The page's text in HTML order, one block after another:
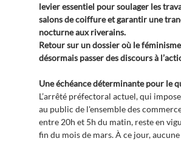
levier essentiel pour soulager les
salons de coiffure et garantir une
nocturne aux riverains.
Retour sur un dossier où le
désormais passer des discours à
Une échéance déterminante pour le
L’arrêté préfectoral actuel, qui
au public de l'ensemble des
entre 20h et 5h du matin, reste en
fin du mois de mars. À ce jour,